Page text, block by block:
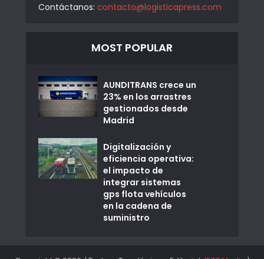
Contáctanos: contacto@logisticapress.com
MOST POPULAR
AUNDITRANS crece un
23% en los arrastres
gestionados desde
Madrid
Digitalización y
eficiencia operativa:
el impacto de
integrar sistemas
gps flota vehículos
en la cadena de
suministro